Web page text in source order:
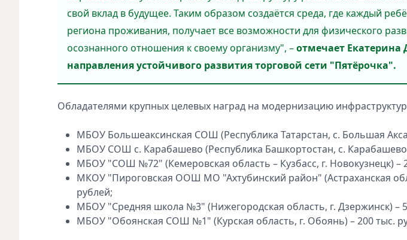
свой вклад в будущее. Таким образом создаётся среда, где каждый
региона проживания, получает все возможности для физического
осознанного отношения к своему организму", –отмечает
направления устойчивого развития торговой сети "Пятёрочка".
Обладателями крупных целевых наград на модернизацию
МБОУ Большеаксинская СОШ (Республика Татарстан, с. Большая
МБОУ СОШ с. Карабашево (Республика Башкортостан, с.
МБОУ "СОШ №72" (Кемеровская область – Кузбасс, г. Новокузнецк) –
МКОУ "Пироговская ООШ МО "Ахтубинский район" (Астраханская
рублей;
МБОУ "Средняя школа №3" (Нижегородская область, г. Дзержинск) –
МБОУ "Обоянская СОШ №1" (Курская область, г. Обоянь) – 200 тыс.